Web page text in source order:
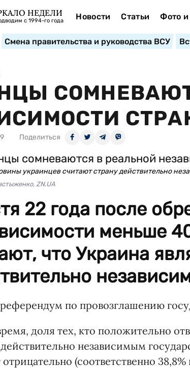
НЕДЕЛИ
с 1994-го года Новости Статьи Фото и
Смена правительства и руководства ВСУ
Поделиться
украинцев считают страну действительно
ZN.UA
22 года после
меньше
что Украина
по провозглашению
доля тех, кто положительно
независимым
отрицательно (соответственно 38,8%